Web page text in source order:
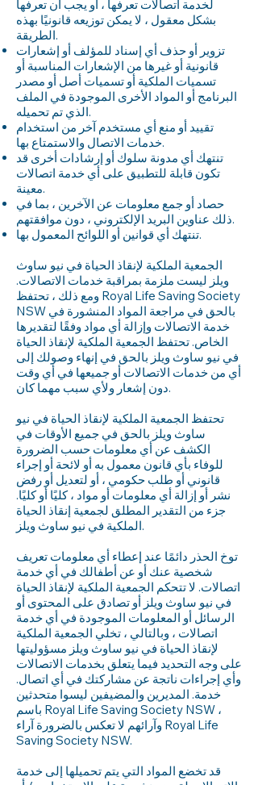
لخدمة اتصالات تعرفها ، أو يجب أن تعرفها
بشكل معقول ، لا يمكن توزيعه قانونيًا بهذه
الطريقة.
تزوير أو حذف أي إسناد للمؤلف أو إشعارات
قانونية أو غيرها من الإشعارات المناسبة أو
تسميات الملكية أو تسميات أصل أو مصدر
البرنامج أو المواد الأخرى الموجودة في الملف
الذي تم تحميله.
تقييد أو منع أي مستخدم آخر من استخدام
خدمات الاتصال والاستمتاع بها.
تنتهك أي مدونة سلوك أو إرشادات أخرى قد
تكون قابلة للتطبيق على أي خدمة اتصالات
معينة.
حصاد أو جمع معلومات عن الآخرين ، بما في
ذلك عناوين البريد الإلكتروني ، دون موافقتهم.
تنتهك أي قوانين أو اللوائح المعمول بها.
الجمعية الملكية لإنقاذ الحياة في نيو ساوث
ويلز ليست ملزمة بمراقبة خدمات الاتصالات.
ومع ذلك ، تحتفظ Royal Life Saving Society
NSW بالحق في مراجعة المواد المنشورة في
خدمة الاتصالات وإزالة أي مواد وفقًا لتقديرها
الخاص. تحتفظ الجمعية الملكية لإنقاذ الحياة
في نيو ساوث ويلز بالحق في إنهاء وصولك إلى
أي من خدمات الاتصالات أو جميعها في أي وقت
دون إشعار ولأي سبب مهما كان.
تحتفظ الجمعية الملكية لإنقاذ الحياة في نيو
ساوث ويلز بالحق في جميع الأوقات في
الكشف عن أي معلومات حسب الضرورة
للوفاء بأي قانون معمول به أو لائحة أو إجراء
قانوني أو طلب حكومي ، أو لتعديل أو رفض
نشر أو إزالة أي معلومات أو مواد ، كليًا أو كليًا.
جزء من التقدير المطلق لجمعية إنقاذ الحياة
الملكية في نيو ساوث ويلز.
توخ الحذر دائمًا عند إعطاء أي معلومات تعريف
شخصية عنك أو عن أطفالك في أي خدمة
اتصالات. لا تتحكم الجمعية الملكية لإنقاذ الحياة
في نيو ساوث ويلز أو تصادق على المحتوى أو
الرسائل أو المعلومات الموجودة في أي خدمة
اتصالات ، وبالتالي ، تخلي الجمعية الملكية
لإنقاذ الحياة في نيو ساوث ويلز مسؤوليتها
على وجه التحديد فيما يتعلق بخدمات الاتصالات
وأي إجراءات ناتجة عن مشاركتك في أي اتصال.
خدمة. المديرين والمضيفين ليسوا متحدثين
باسم Royal Life Saving Society NSW ،
وآرائهم لا تعكس بالضرورة آراء Royal Life
Saving Society NSW.
قد تخضع المواد التي يتم تحميلها إلى خدمة